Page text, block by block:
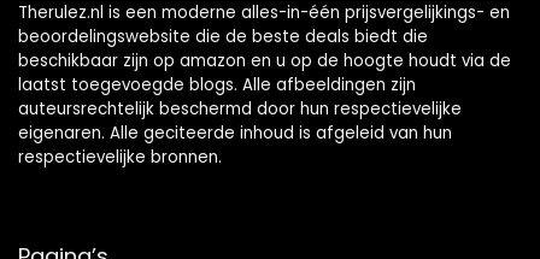
Therulez.nl is een moderne alles-in-één prijsvergelijkings- en
beoordelingswebsite die de beste deals biedt die
beschikbaar zijn op amazon en u op de hoogte houdt via de
laatst toegevoegde blogs. Alle afbeeldingen zijn
auteursrechtelijk beschermd door hun respectievelijke
eigenaren. Alle geciteerde inhoud is afgeleid van hun
respectievelijke bronnen.